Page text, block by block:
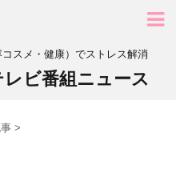
スメ・健康）でストレス解消
ビ番組ニュース
>